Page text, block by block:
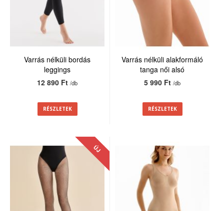
Varrás nélküli bordás
leggings
12 890 Ft/db
RÉSZLETEK
Varrás nélküli alakformáló
tanga női alsó
5 990 Ft/db
RÉSZLETEK
ÚJ